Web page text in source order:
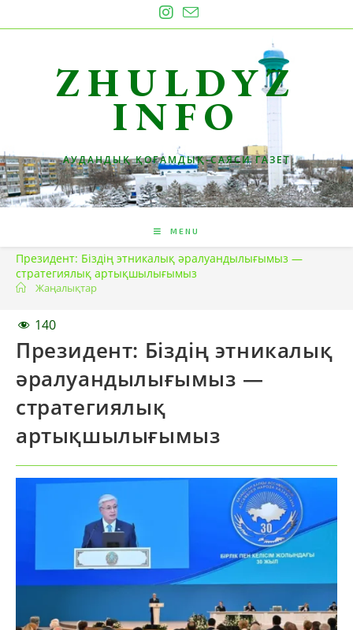
to
ZHULDYZ
INFO
АУДАНДЫҚ ҚОҒАМДЫҚ-САЯСИ ГАЗЕТ
MENU
Президент: Біздің этникалық әралуандылығымыз —
стратегиялық артықшылығымыз
Жаңалықтар
140
Президент: Біздің этникалық
әралуандылығымыз —
стратегиялық
артықшылығымыз